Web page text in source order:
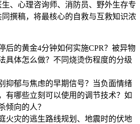
、心理咨询师、消防员、野外生存专
撰稿，将最核心的自救与互救知识浓
后的黄金4分钟如何实施CPR？被异物
具体怎么做？不同烧烫伤程度的分级
抑郁与焦虑的早期信号？当负面情绪
有哪些立刻可以使用的调节技术？如
倾向的人？
火灾的逃生路线规划、地震时的伏地